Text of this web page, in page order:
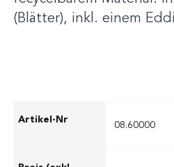
(Blätter), inkl. einem
08.60000